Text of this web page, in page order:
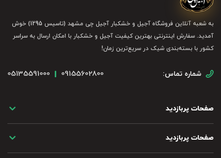
به شعبه آنلاین فروشگاه آجیل و خشکبار آجیل چی مشهد (تاسیس 1295) خوش
آمدید. سفارش اینترنتی بهترین کیفیت آجیل و خشکبار با امکان ارسال به سراسر
کشور با بسته‌بندی شیک در سریع‌ترین زمان!
شماره تماس: 09155602800
05135591000
صفحات پربازدید
صفحات پربازدید